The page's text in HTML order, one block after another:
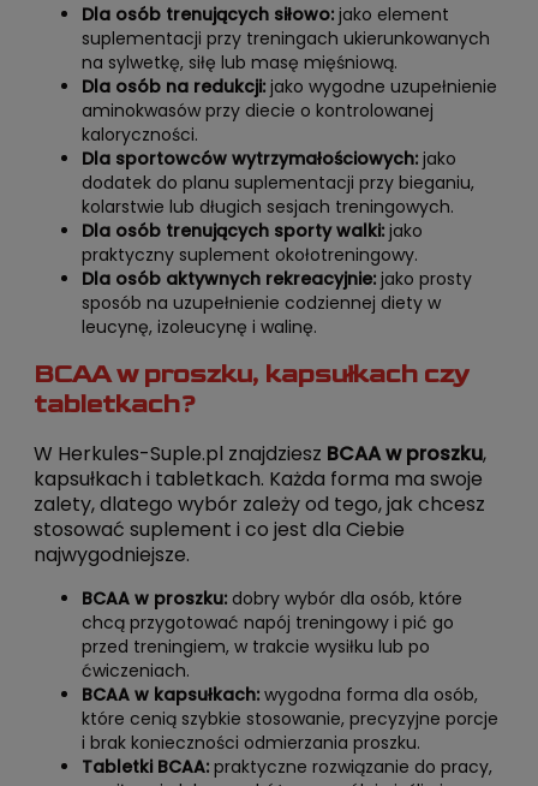
Dla osób trenujących siłowo: jako element
suplementacji przy treningach ukierunkowanych
na sylwetkę, siłę lub masę mięśniową.
Dla osób na redukcji: jako wygodne uzupełnienie
aminokwasów przy diecie o kontrolowanej
kaloryczności.
Dla sportowców wytrzymałościowych: jako
dodatek do planu suplementacji przy bieganiu,
kolarstwie lub długich sesjach treningowych.
Dla osób trenujących sporty walki: jako
praktyczny suplement okołotreningowy.
Dla osób aktywnych rekreacyjnie: jako prosty
sposób na uzupełnienie codziennej diety w
leucynę, izoleucynę i walinę.
BCAA w proszku, kapsułkach czy
tabletkach?
W Herkules-Suple.pl znajdziesz BCAA w proszku,
kapsułkach i tabletkach. Każda forma ma swoje
zalety, dlatego wybór zależy od tego, jak chcesz
stosować suplement i co jest dla Ciebie
najwygodniejsze.
BCAA w proszku: dobry wybór dla osób, które
chcą przygotować napój treningowy i pić go
przed treningiem, w trakcie wysiłku lub po
ćwiczeniach.
BCAA w kapsułkach: wygodna forma dla osób,
które cenią szybkie stosowanie, precyzyjne porcje
i brak konieczności odmierzania proszku.
Tabletki BCAA: praktyczne rozwiązanie do pracy,